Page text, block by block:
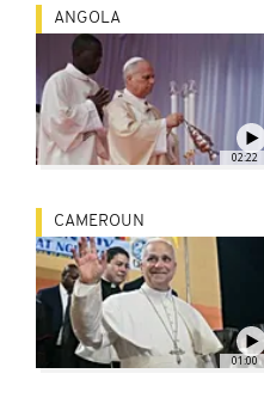
02:22
ANGOLA
01:00
CAMEROUN